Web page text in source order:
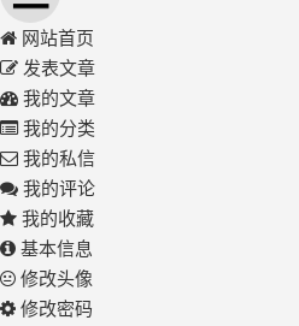
网站首页
发表文章
我的文章
我的分类
我的私信
我的评论
我的收藏
基本信息
修改头像
修改密码